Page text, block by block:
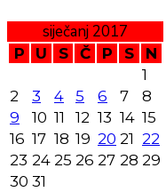
siječanj 2017
P U S Č P S
N
1
2
3 4 5 6 7
8
9
10 11 12 13 14 15
16 17 18 19 20 21 22
23 24 25 26 27 28 29
30 31